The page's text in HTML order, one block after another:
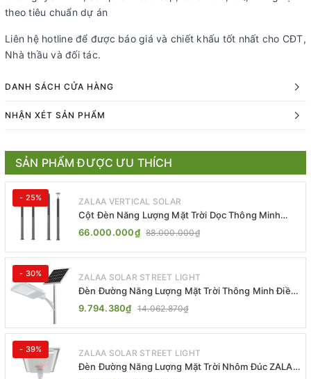
theo tiêu chuẩn dự án
Liên hệ hotline để được báo giá và chiết khấu tốt nhất cho CĐT,
Nhà thầu và đối tác.
DANH SÁCH CỬA HÀNG
NHẬN XÉT SẢN PHẨM
SẢN PHẨM ĐƯỢC ƯU THÍCH
- 25% ZALAA VERTICAL SOLAR
Cột Đèn Năng Lượng Mặt Trời Dọc Thông Minh
ZSR-YYDS-360 | ZALAA Jsc
66.000.000₫ 88.000.000₫
- 30% ZALAA SOLAR STREET LIGHT
Đèn Đường Năng Lượng Mặt Trời Thông Minh Điều
Khiển MPPT ZL-GMX01 ZALAA
9.794.380₫ 14.062.870₫
- 39% ZALAA SOLAR STREET LIGHT
Đèn Đường Năng Lượng Mặt Trời Nhôm Đúc ZALAA